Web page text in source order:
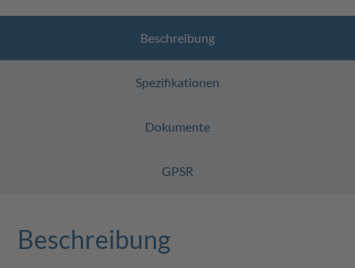
Beschreibung
Spezifikationen
Dokumente
GPSR
Beschreibung